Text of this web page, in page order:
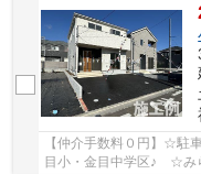
【仲介手数料０円】☆
目小・金目中学区♪ ☆み